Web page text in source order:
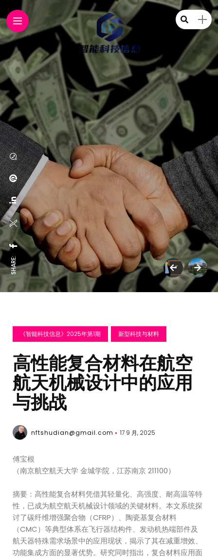
SHARE:
《智能科技信息》2025年第1期 新型科技与材料
高性能复合材料在航空
航天机械设计中的应用
与挑战
nftshudian@gmail.com 17 9 月, 2025
傅宝根
（南京航空航天大学 金城学院，江苏南京 211100）
摘要：高性能复合材料凭借其轻量化、高强度、耐高温等特
性，已成为航空航天机械设计领域的关键材料。本文系统探
讨了碳纤维增强聚合物（CFRP）、陶瓷基复合材料
（CMC）等典型体系在飞行器结构件、发动机热端部件及
航天器特殊需求场景中的应用现状，揭示了其在减重增效、
功能集成方面的显著优势。研究同时指出，复合材料应用面